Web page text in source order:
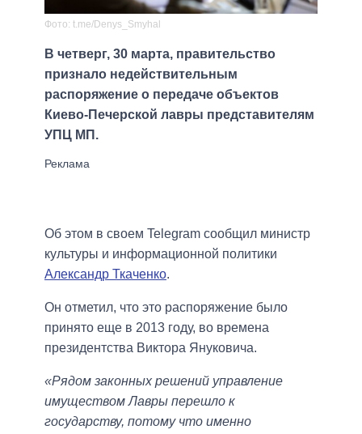
Фото: t.me/Denys_Smyhal
В четверг, 30 марта, правительство
признало недействительным
распоряжение о передаче объектов
Киево-Печерской лавры представителям
УПЦ МП.
Об этом в своем Telegram сообщил министр
культуры и информационной политики
Александр Ткаченко.
Он отметил, что это распоряжение было
принято еще в 2013 году, во времена
президентства Виктора Януковича.
«Рядом законных решений управление
имуществом Лавры перешло к
государству, потому что именно